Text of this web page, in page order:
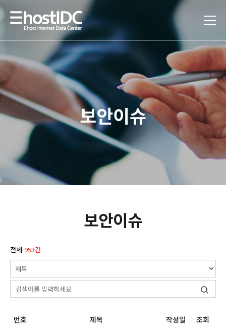
보안이슈
보안이슈
전체 953건
번호 제목 작성일 조회